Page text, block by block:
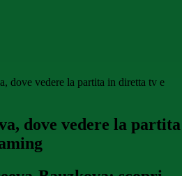
dove vedere la partita in diretta tv e
dove vedere la partita